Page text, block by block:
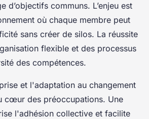
d’objectifs communs. L’enjeu est
où chaque membre peut
sans créer de silos. La réussite
flexible et des processus
des compétences.
et l'adaptation au changement
cœur des préoccupations. Une
l'adhésion collective et facilite